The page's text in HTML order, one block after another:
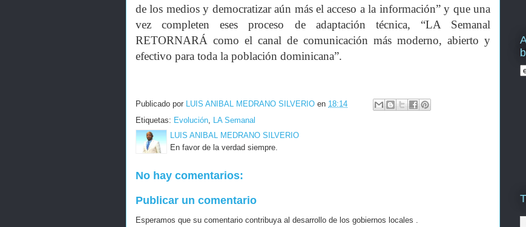
de los medios y democratizar aún más el acceso a la información” y que una
vez completen eses proceso de adaptación técnica, “LA Semanal
RETORNARÁ como el canal de comunicación más moderno, abierto y
efectivo para toda la población dominicana”.
Publicado por LUIS ANIBAL MEDRANO SILVERIO en 18:14
Etiquetas: Evolución, LA Semanal
LUIS ANIBAL MEDRANO SILVERIO
En favor de la verdad siempre.
No hay comentarios:
Publicar un comentario
Esperamos que su comentario contribuya al desarrollo de los gobiernos locales .